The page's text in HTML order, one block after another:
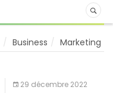
Business Marketing
29 décembre 2022